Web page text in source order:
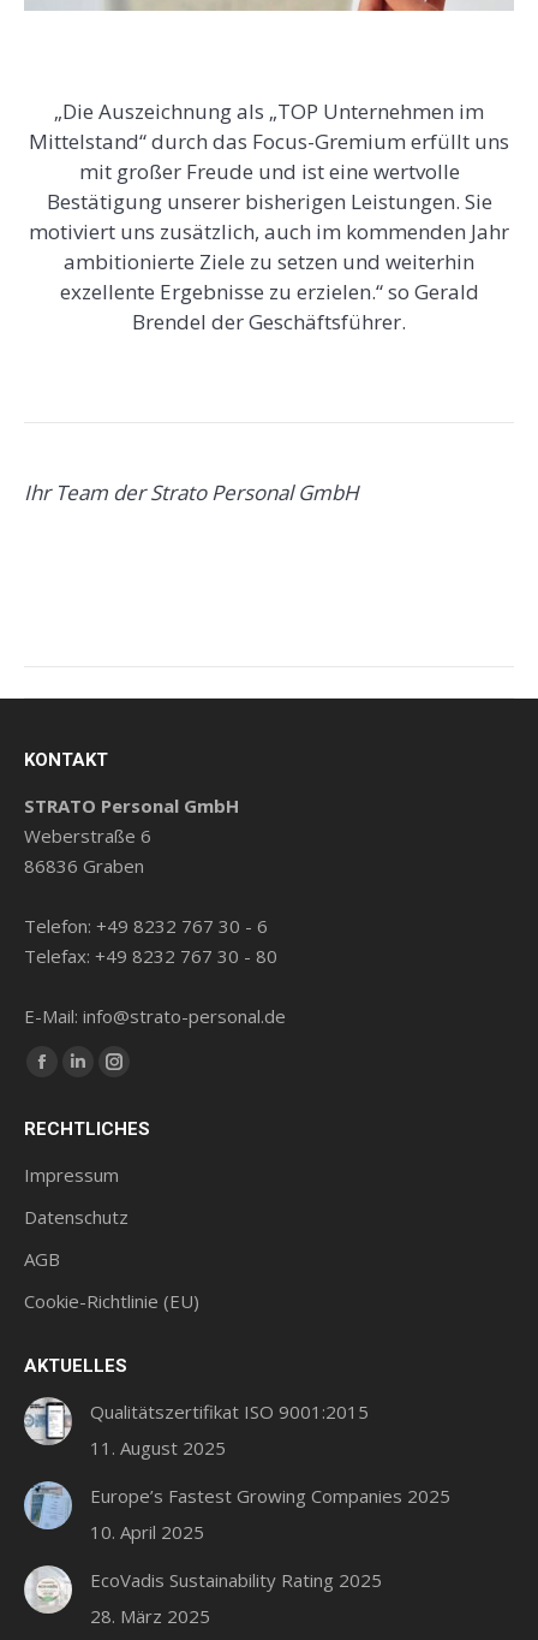
„Die Auszeichnung als „TOP Unternehmen im
Mittelstand“ durch das Focus-Gremium erfüllt uns
mit großer Freude und ist eine wertvolle
Bestätigung unserer bisherigen Leistungen. Sie
motiviert uns zusätzlich, auch im kommenden Jahr
ambitionierte Ziele zu setzen und weiterhin
exzellente Ergebnisse zu erzielen.“ so Gerald
Brendel der Geschäftsführer.
Ihr Team der Strato Personal GmbH
Beitragsnavigation
KONTAKT
STRATO Personal GmbH
Weberstraße 6
86836 Graben
Telefon: +49 8232 767 30 - 6
Telefax: +49 8232 767 30 - 80
E-Mail: info@strato-personal.de
Finde uns auf:
Facebook
wird
in
neuen
Fenster
geöffnet
LinkedIn
wird
in
neuen
geöffnet
Instagram
wird
in
neuen
geöffnet
RECHTLICHES
Impressum
Datenschutz
AGB
Cookie-Richtlinie (EU)
AKTUELLES
Qualitätszertifikat ISO 9001:2015
11. August 2025
Europe’s Fastest Growing Companies 2025
10. April 2025
EcoVadis Sustainability Rating 2025
28. März 2025